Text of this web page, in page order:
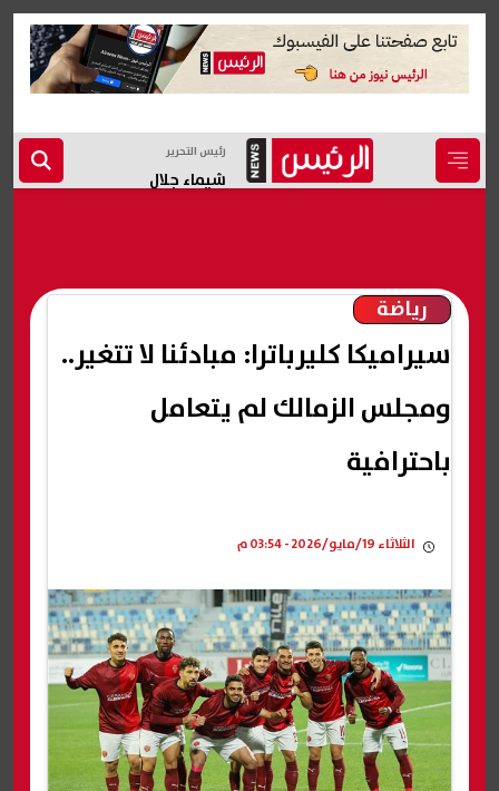
رئيس التحرير
شيماء جلال
رياضة
سيراميكا كليرباترا: مبادئنا لا تتغير..
ومجلس الزمالك لم يتعامل
باحترافية
الثلاثاء 19/مايو/2026 - 03:54 م